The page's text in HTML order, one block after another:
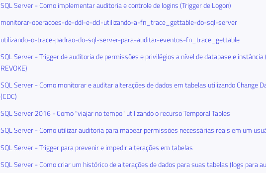
SQL Server - Como implementar auditoria e controle de logins (Trigger de Logon)
monitorar-operacoes-de-ddl-e-dcl-utilizando-a-fn_trace_gettable-do-sql-server
utilizando-o-trace-padrao-do-sql-server-para-auditar-eventos-fn_trace_gettable
SQL Server - Trigger de auditoria de permissões e privilégios a nível de database e instância
REVOKE)
SQL Server - Como monitorar e auditar alterações de dados em tabelas utilizando Change
(CDC)
SQL Server 2016 - Como "viajar no tempo" utilizando o recurso Temporal Tables
SQL Server - Como utilizar auditoria para mapear permissões necessárias reais em um
SQL Server - Trigger para prevenir e impedir alterações em tabelas
SQL Server - Como criar um histórico de alterações de dados para suas tabelas (logs para